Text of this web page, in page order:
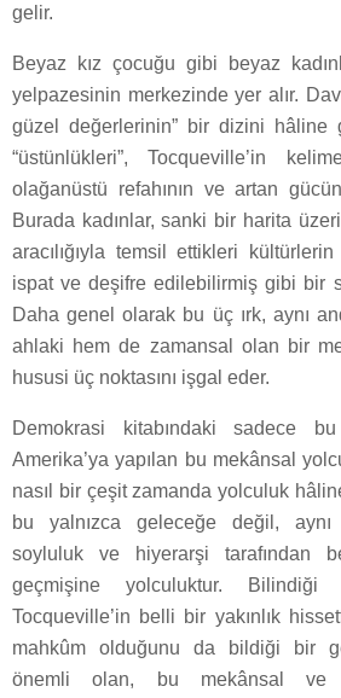
gelir.
Beyaz kız çocuğu gibi beyaz
yelpazesinin merkezinde yer alır.
güzel değerlerinin” bir dizini hâline
“üstünlükleri”, Tocqueville’in
olağanüstü refahının ve artan
Burada kadınlar, sanki bir harita
aracılığıyla temsil ettikleri
ispat ve deşifre edilebilirmiş gibi bir
Daha genel olarak bu üç ırk, aynı
ahlaki hem de zamansal olan bir
hususi üç noktasını işgal eder.
Demokrasi kitabındaki sadece
Amerika’ya yapılan bu mekânsal
nasıl bir çeşit zamanda yolculuk
bu yalnızca geleceğe değil, aynı
soyluluk ve hiyerarşi tarafından
geçmişine yolculuktur.
Tocqueville’in belli bir yakınlık
mahkûm olduğunu da bildiği bir
önemli olan, bu mekânsal ve